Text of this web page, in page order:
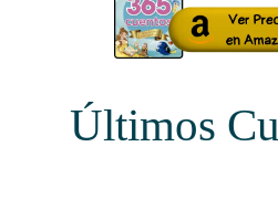
Últimos